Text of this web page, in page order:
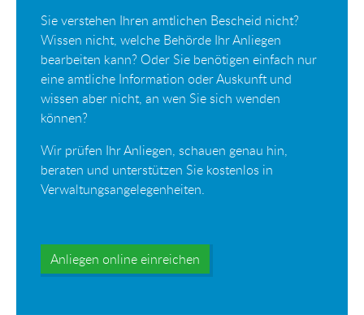
Sie verstehen Ihren amtlichen Bescheid nicht?
Wissen nicht, welche Behörde Ihr Anliegen
bearbeiten kann? Oder Sie benötigen einfach nur
eine amtliche Information oder Auskunft und
wissen aber nicht, an wen Sie sich wenden
können?
Wir prüfen Ihr Anliegen, schauen genau hin,
beraten und unterstützen Sie kostenlos in
Verwaltungsangelegenheiten.
Anliegen online einreichen